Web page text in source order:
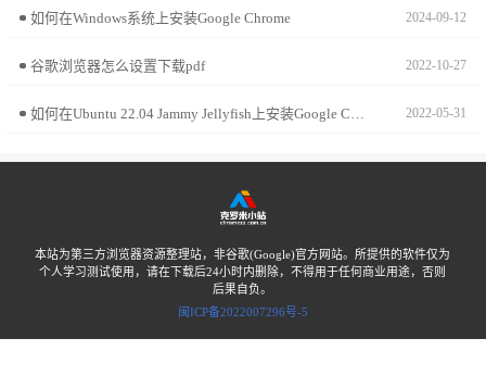
如何在Windows系统上安装Google Chrome 2024-09-12
谷歌浏览器怎么设置下载pdf 2022-10-27
如何在Ubuntu 22.04 Jammy Jellyfish上安装Google Chrome? 2022-05-31
本站为第三方浏览器资源整理站，非谷歌(Google)官方网站。所提供的软件仅为
个人学习测试使用，请在下载后24小时内删除，不得用于任何商业用途，否则
后果自负。
闽ICP备2022007296号-5